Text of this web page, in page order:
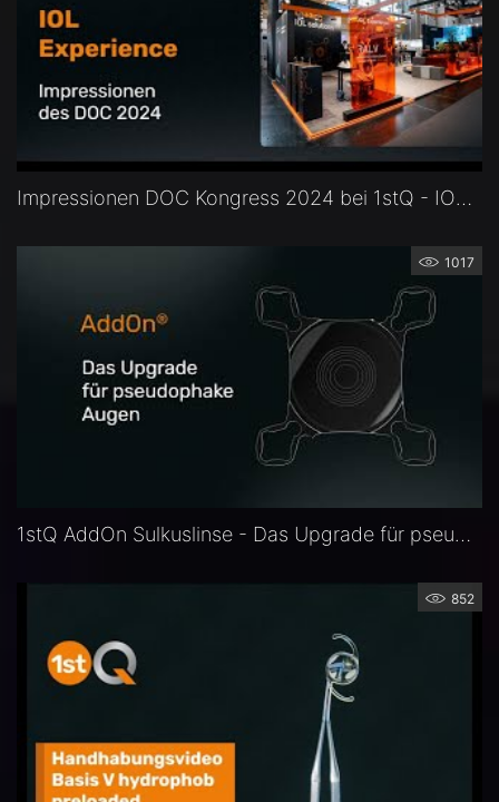
Impressionen DOC Kongress 2024 bei 1stQ - IOL Experience - Intraokularlinsen vorab erleben!
1017
1stQ AddOn Sulkuslinse - Das Upgrade für pseuophake Augen
852